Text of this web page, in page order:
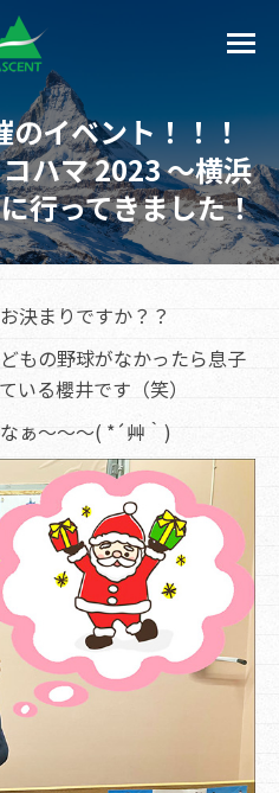
のイベント！！！
ハマ 2023 ～横浜
行ってきました！
決まりですか？？
もの野球がなかったら息子
いる櫻井です（笑）
ぁ～～～( *´艸｀)